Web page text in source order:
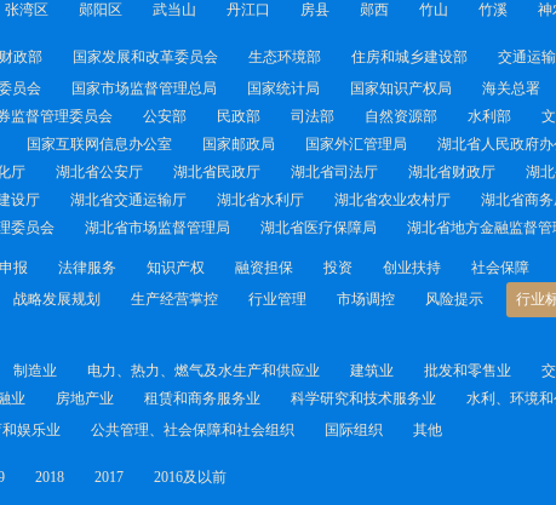
张湾区 郧阳区 武当山 丹江口 房县 郧西 竹山 竹溪 神
财政部 国家发展和改革委员会 生态环境部 住房和城乡建设部 交通运
员会 国家市场监督管理总局 国家统计局 国家知识产权局 海关总署
监督管理委员会 公安部 民政部 司法部 自然资源部 水利部
国家互联网信息办公室 国家邮政局 国家外汇管理局 湖北省人民政府
厅 湖北省公安厅 湖北省民政厅 湖北省司法厅 湖北省财政厅 湖
设厅 湖北省交通运输厅 湖北省水利厅 湖北省农业农村厅 湖北省商
委员会 湖北省市场监督管理局 湖北省医疗保障局 湖北省地方金融监督管
报 法律服务 知识产权 融资担保 投资 创业扶持 社会保障
战略发展规划 生产经营掌控 行业管理 市场调控 风险提示 行业
制造业 电力、热力、燃气及水生产和供应业 建筑业 批发和零售业
业 房地产业 租赁和商务服务业 科学研究和技术服务业 水利、环境
娱乐业 公共管理、社会保障和社会组织 国际组织 其他
2018 2017 2016及以前